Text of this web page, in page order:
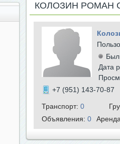
КОЛОЗИН РОМАН
Был
Дата
+7 (951) 143-70-87
Транспорт: 0
Объявления: 0